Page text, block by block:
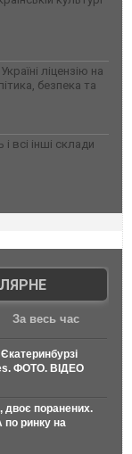
ліцензію на
безпека та
всі інші склади
За весь час
ФОТО. ВІДЕО
двоє поранених.
ринку на